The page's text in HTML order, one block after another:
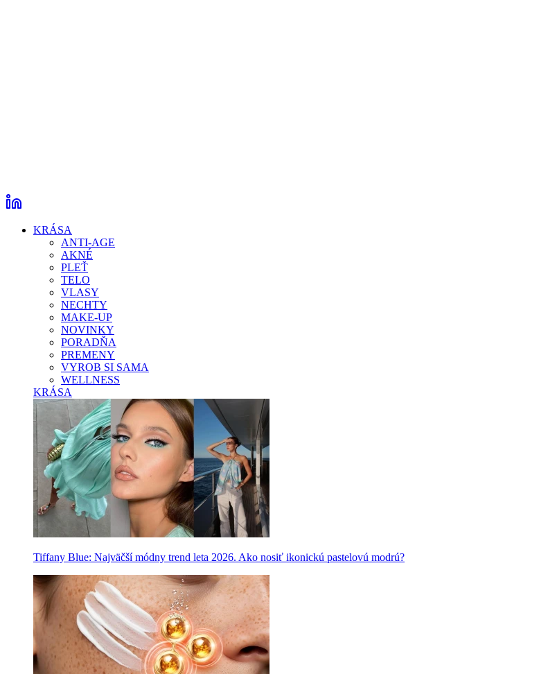
KRÁSA
ANTI-AGE
AKNÉ
PLEŤ
TELO
VLASY
NECHTY
MAKE-UP
NOVINKY
PORADŇA
PREMENY
VYROB SI SAMA
WELLNESS
KRÁSA
Tiffany Blue: Najväčší módny trend leta 2026. Ako nosiť ikonickú pastelovú modrú?